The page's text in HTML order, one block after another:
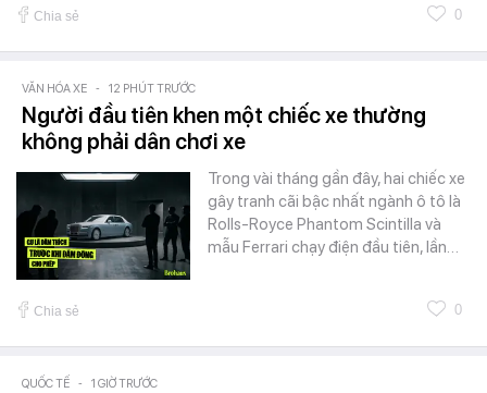
Chia sẻ 0
VĂN HÓA XE - 12 PHÚT TRƯỚC
Người đầu tiên khen một chiếc xe thường
không phải dân chơi xe
Trong vài tháng gần đây, hai chiếc xe
gây tranh cãi bậc nhất ngành ô tô là
Rolls-Royce Phantom Scintilla và
mẫu Ferrari chạy điện đầu tiên, lần…
Chia sẻ 0
QUỐC TẾ - 1 GIỜ TRƯỚC